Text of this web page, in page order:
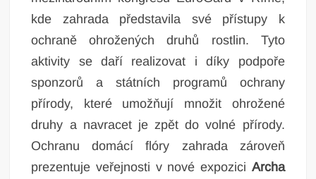
kde zahrada představila své přístupy k
ochraně ohrožených druhů rostlin. Tyto
aktivity se daří realizovat i díky podpoře
sponzorů a státních programů ochrany
přírody, které umožňují množit ohrožené
druhy a navracet je zpět do volné přírody.
Ochranu domácí flóry zahrada zároveň
prezentuje veřejnosti v nové expozici Archa